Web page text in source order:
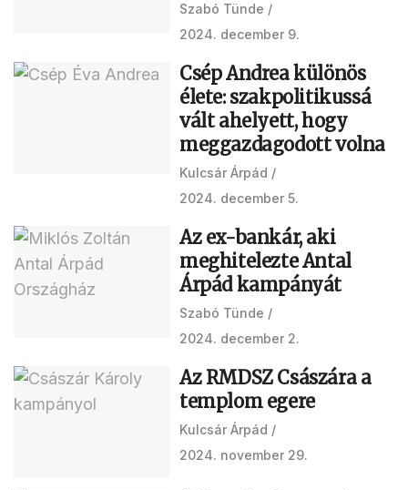
Szabó Tünde
2024. december 9.
Csép Andrea különös
élete: szakpolitikussá
vált ahelyett, hogy
meggazdagodott volna
Kulcsár Árpád
2024. december 5.
Az ex-bankár, aki
meghitelezte Antal
Árpád kampányát
Szabó Tünde
2024. december 2.
Az RMDSZ Császára a
templom egere
Kulcsár Árpád
2024. november 29.